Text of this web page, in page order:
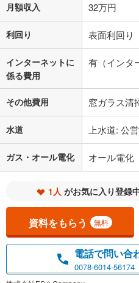
月額収入 32万円
利回り 表面利回
インターネットに
係る費用
有（インタ
その他費用 窓ガラス清
水道 上水道: 公
ガス・オール電化 オール電化
1人 がお気に入り登録
資料をもらう 無料
電話で問い合
0078-6014-56174